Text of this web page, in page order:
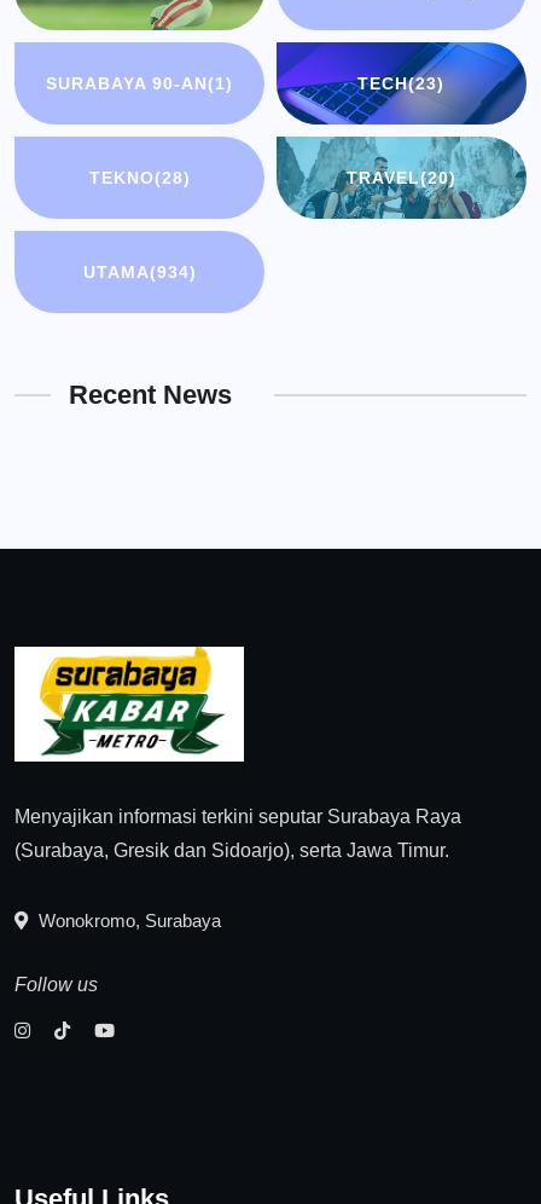
SURABAYA 90-AN(1) TECH(23)
TEKNO(28) TRAVEL(20)
UTAMA(934)
Recent News
Menyajikan informasi terkini seputar Surabaya Raya
(Surabaya, Gresik dan Sidoarjo), serta Jawa Timur.
Wonokromo, Surabaya
Follow us